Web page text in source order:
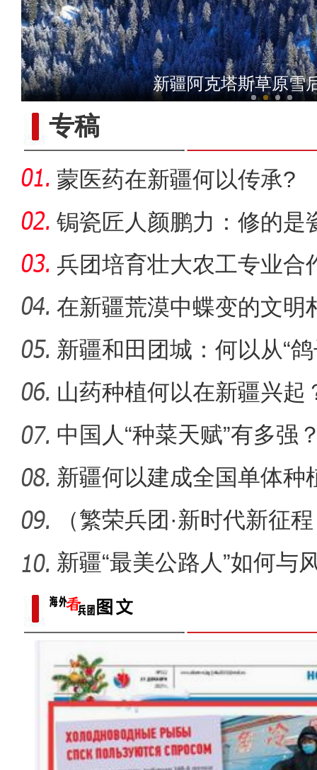
新疆喀什“达瓦孜”女孩
新疆阿克塔斯草原雪
白鹭蹁跹新疆铁门关
专稿
蒙医药在新疆何以传承?
锔瓷匠人颜鹏力：修的是
兵团培育壮大农工专业合
能
在新疆荒漠中蝶变的文明
新疆和田团城：何以从“
山药种植何以在新疆兴起
中国人“种菜天赋”有多强
场
新疆何以建成全国单体种
范基地
（繁荣兵团·新时代新征
疆兵团
新疆“最美公路人”如何与